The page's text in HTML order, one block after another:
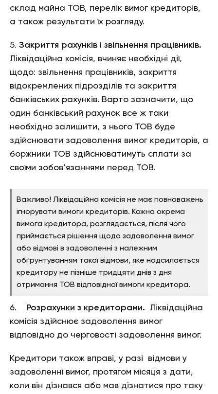
склад майна ТОВ, перелік вимог кредиторів,
а також результати їх розгляду.
5. Закриття рахунків і звільнення працівників.
Ліквідаційна комісія, вчиняє необхідні дії,
щодо: звільнення працівників, закриття
відокремлених підрозділів та закриття
банківських рахунків. Варто зазначити, що
один банківський рахунок все ж таки
необхідно залишити, з нього ТОВ буде
здійснювати задоволення вимог кредиторів, а
боржники ТОВ здійснюватимуть сплати за
своїми зобов’язаннями перед ТОВ.
Важливо! Ліквідаційна комісія не має повноважень
ігнорувати вимоги кредиторів. Кожна окрема
вимога кредитора, розглядається, після чого
приймається рішення щодо задоволення вимог
або відмові в задоволенні з належним
обґрунтуванням такої відмови, яке надсилається
кредитору не пізніше тридцяти днів з дня
отримання ТОВ відповідної вимоги кредитора.
6. Розрахунки з кредиторами. Ліквідаційна
комісія здійснює задоволення вимог
відповідно до черговості задоволення вимог.
Кредитори також вправі, у разі відмови у
задоволенні вимог, протягом місяця з дати,
коли він дізнався або мав дізнатися про таку